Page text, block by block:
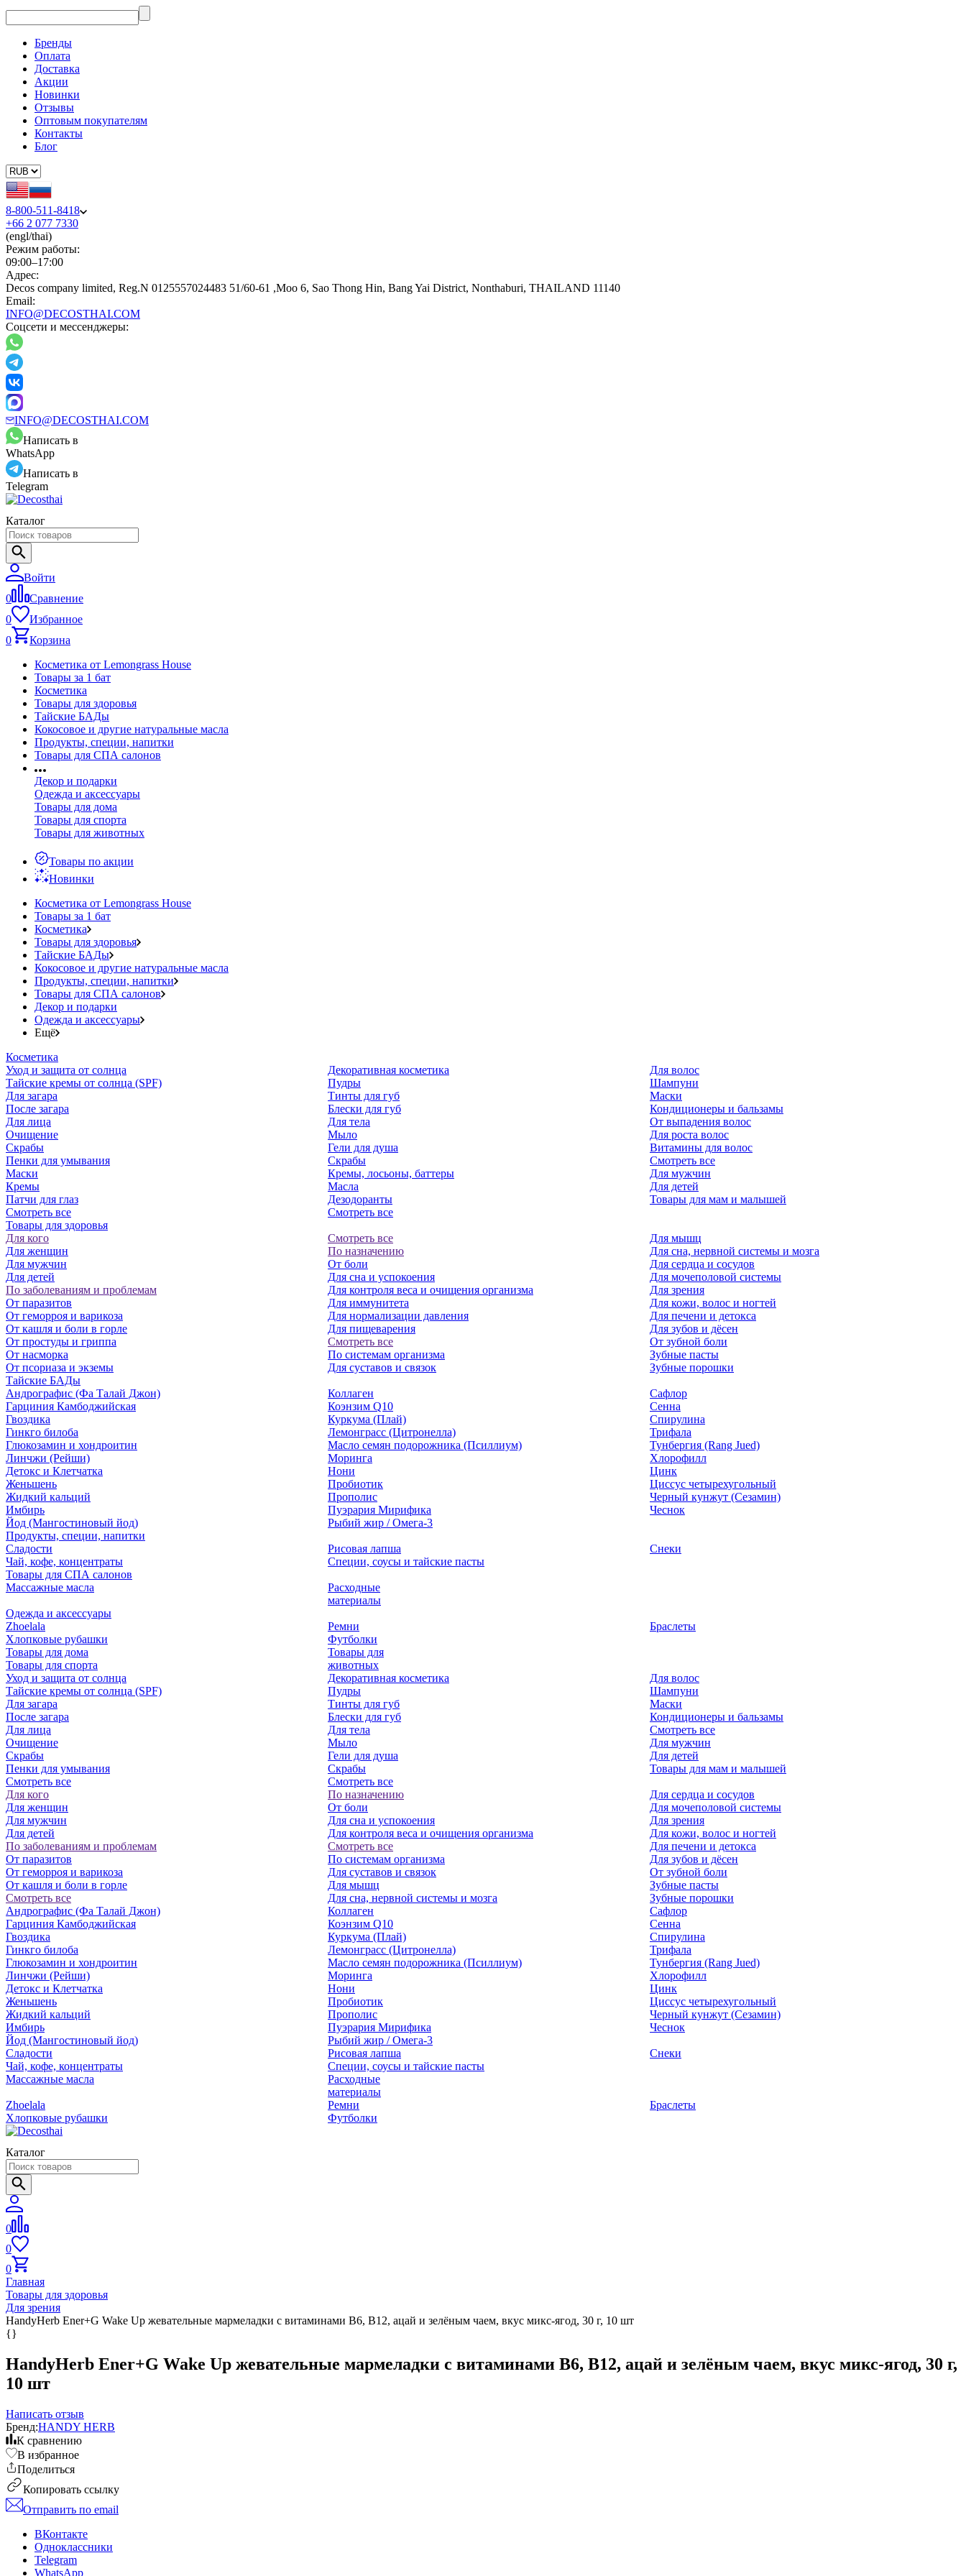
Бренды
Оплата
Доставка
Акции
Новинки
Отзывы
Оптовым покупателям
Контакты
Блог
8-800-511-8418
+66 2 077 7330
(engl/thai)
Режим работы:
09:00–17:00
Адрес:
Decos company limited, Reg.N 0125557024483 51/60-61 ,Moo 6, Sao Thong Hin, Bang Yai District, Nonthaburi, THAILAND 11140
Email:
INFO@DECOSTHAI.COM
Соцсети и мессенджеры:
INFO@DECOSTHAI.COM
Написать в
WhatsApp
Написать в
Telegram
Каталог
Войти
0
Сравнение
0
Избранное
0
Корзина
Косметика от Lemongrass House
Товары за 1 бат
Косметика
Товары для здоровья
Тайские БАДы
Кокосовое и другие натуральные масла
Продукты, специи, напитки
Товары для СПА салонов
Декор и подарки
Одежда и аксессуары
Товары для дома
Товары для спорта
Товары для животных
Товары по акции
Новинки
Косметика от Lemongrass House
Товары за 1 бат
Косметика
Товары для здоровья
Тайские БАДы
Кокосовое и другие натуральные масла
Продукты, специи, напитки
Товары для СПА салонов
Декор и подарки
Одежда и аксессуары
Ещё
Косметика
Уход и защита от солнца
Тайские кремы от солнца (SPF)
Для загара
После загара
Для лица
Очищение
Скрабы
Пенки для умывания
Маски
Кремы
Патчи для глаз
Смотреть все
Декоративная косметика
Пудры
Тинты для губ
Блески для губ
Для тела
Мыло
Гели для душа
Скрабы
Кремы, лосьоны, баттеры
Масла
Дезодоранты
Смотреть все
Для волос
Шампуни
Маски
Кондиционеры и бальзамы
От выпадения волос
Для роста волос
Витамины для волос
Смотреть все
Для мужчин
Для детей
Товары для мам и малышей
Товары для здоровья
Для кого
Для женщин
Для мужчин
Для детей
По заболеваниям и проблемам
От паразитов
Oт геморроя и варикоза
От кашля и боли в горле
От простуды и гриппа
От насморка
Oт псориаза и экземы
Смотреть все
По назначению
От боли
Для сна и успокоения
Для контроля веса и очищения организма
Для иммунитета
Для нормализации давления
Для пищеварения
Смотреть все
По системам организма
Для суставов и связок
Для мышц
Для сна, нервной системы и мозга
Для сердца и сосудов
Для мочеполовой системы
Для зрения
Для кожи, волос и ногтей
Для печени и детокса
Для зубов и дёсен
От зубной боли
Зубные пасты
Зубные порошки
Тайские БАДы
Андрографис (Фа Талай Джон)
Гарциния Камбоджийская
Гвоздика
Гинкго билоба
Глюкозамин и хондроитин
Линчжи (Рейши)
Детокс и Клетчатка
Женьшень
Жидкий кальций
Имбирь
Йод (Мангостиновый йод)
Коллаген
Коэнзим Q10
Куркума (Плай)
Лемонграсс (Цитронелла)
Масло семян подорожника (Псиллиум)
Моринга
Нони
Пробиотик
Прополис
Пуэрария Мирифика
Рыбий жир / Омега-3
Сафлор
Сенна
Спирулина
Трифала
Тунбергия (Rang Jued)
Хлорофилл
Цинк
Циссус четырехугольный
Черный кунжут (Сезамин)
Чеснок
Продукты, специи, напитки
Сладости
Чай, кофе, концентраты
Рисовая лапша
Специи, соусы и тайские пасты
Снеки
Товары для СПА салонов
Массажные масла
Расходные
материалы
Одежда и аксессуары
Zhoelala
Хлопковые рубашки
Ремни
Футболки
Браслеты
Товары для дома
Товары для спорта
Товары для
животных
Уход и защита от солнца
Тайские кремы от солнца (SPF)
Для загара
После загара
Для лица
Очищение
Скрабы
Пенки для умывания
Смотреть все
Декоративная косметика
Пудры
Тинты для губ
Блески для губ
Для тела
Мыло
Гели для душа
Скрабы
Смотреть все
Для волос
Шампуни
Маски
Кондиционеры и бальзамы
Смотреть все
Для мужчин
Для детей
Товары для мам и малышей
Для кого
Для женщин
Для мужчин
Для детей
По заболеваниям и проблемам
От паразитов
Oт геморроя и варикоза
От кашля и боли в горле
Смотреть все
По назначению
От боли
Для сна и успокоения
Для контроля веса и очищения организма
Смотреть все
По системам организма
Для суставов и связок
Для мышц
Для сна, нервной системы и мозга
Для сердца и сосудов
Для мочеполовой системы
Для зрения
Для кожи, волос и ногтей
Для печени и детокса
Для зубов и дёсен
От зубной боли
Зубные пасты
Зубные порошки
Андрографис (Фа Талай Джон)
Гарциния Камбоджийская
Гвоздика
Гинкго билоба
Глюкозамин и хондроитин
Линчжи (Рейши)
Детокс и Клетчатка
Женьшень
Жидкий кальций
Имбирь
Йод (Мангостиновый йод)
Коллаген
Коэнзим Q10
Куркума (Плай)
Лемонграсс (Цитронелла)
Масло семян подорожника (Псиллиум)
Моринга
Нони
Пробиотик
Прополис
Пуэрария Мирифика
Рыбий жир / Омега-3
Сафлор
Сенна
Спирулина
Трифала
Тунбергия (Rang Jued)
Хлорофилл
Цинк
Циссус четырехугольный
Черный кунжут (Сезамин)
Чеснок
Сладости
Чай, кофе, концентраты
Рисовая лапша
Специи, соусы и тайские пасты
Снеки
Массажные масла
Расходные
материалы
Zhoelala
Хлопковые рубашки
Ремни
Футболки
Браслеты
Каталог
0
0
0
Главная
Товары для здоровья
Для зрения
HandyHerb Ener+G Wake Up жевательные мармеладки с витаминами B6, B12, ацай и зелёным чаем, вкус микс-ягод, 30 г, 10 шт
{}
HandyHerb Ener+G Wake Up жевательные мармеладки с витаминами B6, B12, ацай и зелёным чаем, вкус микс-ягод, 30 г,
10 шт
Написать отзыв
Бренд:HANDY HERB
К сравнению
В избранное
Поделиться
Копировать ссылку
Отправить по email
ВКонтакте
Одноклассники
Telegram
WhatsApp